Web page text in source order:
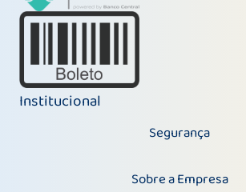
Institucional
Segurança
Sobre a Empresa